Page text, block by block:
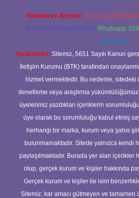
Reklam ve İletişim: E-mail:
forumhizmeti@gmail.com Whatsapp:
@karabul
Yasal Uyarı: Sitemiz, 5651 Sayılı Kanun
İletişim Kurumu (BTK) tarafından
hizmet vermektedir. Bu nedenle,
denetleme veya araştırma
üyelerimiz yazdıkları içeriklerin
üye olarak bu sorumluluğu kabul etmiş
herhangi bir marka, kurum veya şahıs
bulunmamaktadır. Sitede yalnızca kendi
paylaşılmaktadır. Burada yer alan içerikler
olup, gerçek kurum ve kişiler hakkında
Gerçek kurum ve kişiler ile isim
Sitemiz, kar amacı gütmeyen ve tamamen